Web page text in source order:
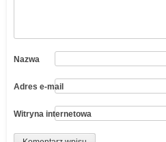
Nazwa
Adres e-mail
Witryna internetowa